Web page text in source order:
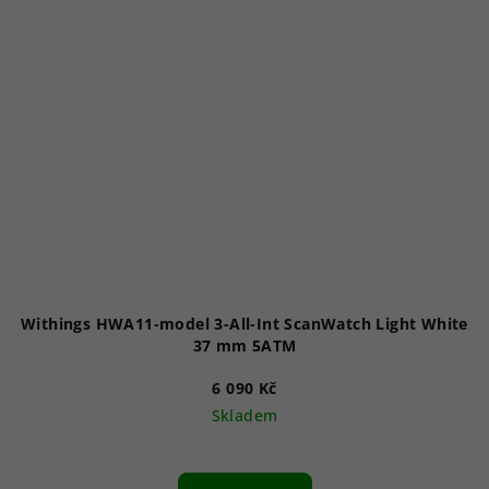
Withings HWA11-model 3-All-Int ScanWatch Light White
37 mm 5ATM
6 090 Kč
Skladem